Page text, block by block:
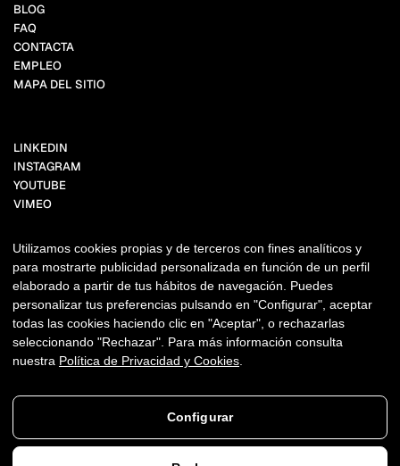
BLOG
FAQ
CONTACTA
EMPLEO
MAPA DEL SITIO
LINKEDIN
INSTAGRAM
YOUTUBE
VIMEO
BEHANCE
X.COM
PINTEREST
NEWSLETTER
Copyright ©2011-2026 THANKIUM
DERECHOS DE AUTOR, MARCAS Y USOS.
Utilizamos cookies propias y de terceros con fines analíticos y
para mostrarte publicidad personalizada en función de un perfil
elaborado a partir de tus hábitos de navegación. Puedes
personalizar tus preferencias pulsando en "Configurar", aceptar
todas las cookies haciendo clic en "Aceptar", o rechazarlas
seleccionando "Rechazar". Para más información consulta
nuestra Política de Privacidad y Cookies
Configurar